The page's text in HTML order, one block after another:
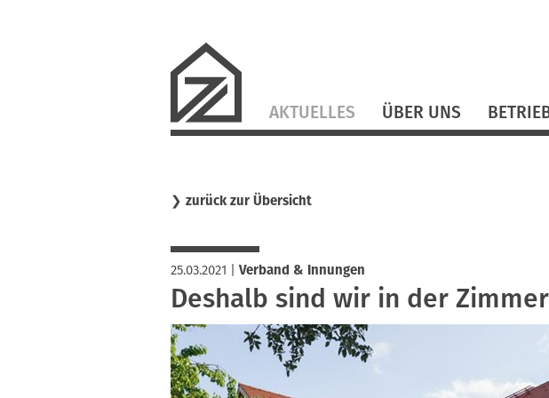
überspringen
AKTUELLES ÜBER UNS
❯ zurück zur Übersicht
25.03.2021 Verband & Innungen
Deshalb sind wir in der